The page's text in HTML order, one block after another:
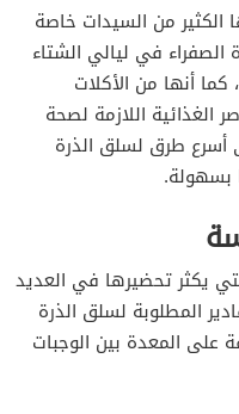
الكثير من السيدات خاصة
في ليالي الشتاء
كما أنها من الأكلات
الغذائية اللازمة لصحة
أسرع طرق لسلق الذرة
بسهولة.
يكثر تحضيرها في العديد
المطلوبة لسلق الذرة
على المعدة بين الوجبات